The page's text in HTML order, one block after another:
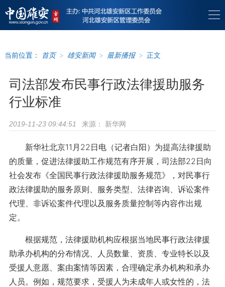
当前位置： 首页 > 雄安新闻 > 最新播报 > 正文
司法部发布民事行政法律援助服务
行业标准
2019-11-23 09:44:51 来源： 新华网
新华社北京11月22日电（记者白阳）为提高法律援助
的质量，促进法律援助工作规范有序开展，司法部22日向
社会发布《全国民事行政法律援助服务规范》，对民事行
政法律援助的服务原则、服务类型、法律咨询、诉讼案件
代理、非诉讼案件代理以及服务质量控制等内容作出规
定。
根据规范，法律援助机构应根据当地民事行政法律援
助承办机构的分布情况、人员数量、资质、专业特长以及
受援人意愿、案由案情等因素，合理确定承办机构和承办
人员。例如，规范要求，受援人为未成年人或女性的，法